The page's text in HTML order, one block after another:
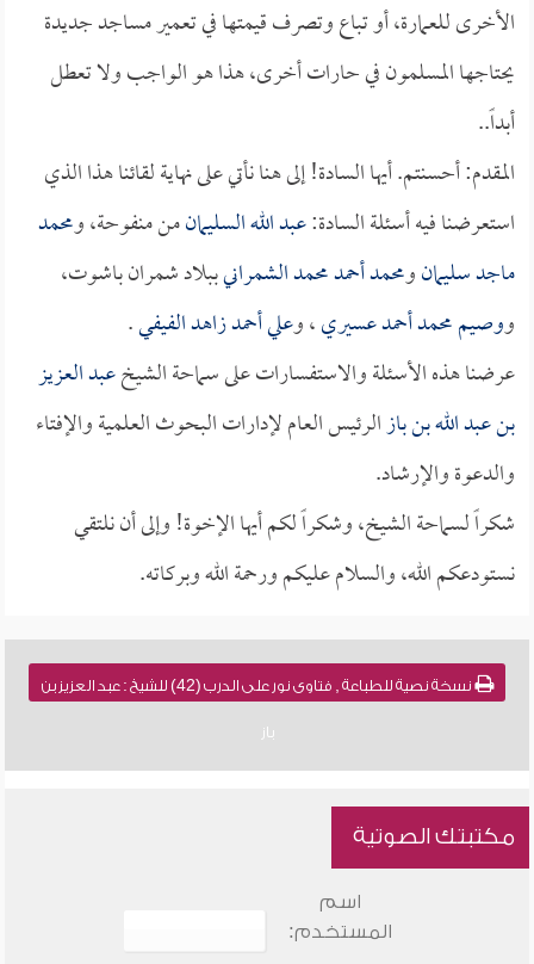
الأخرى للعمارة، أو تباع وتصرف قيمتها في تعمير مساجد جديدة
يحتاجها المسلمون في حارات أخرى، هذا هو الواجب ولا تعطل
أبداً..
المقدم: أحسنتم. أيها السادة! إلى هنا نأتي على نهاية لقائنا هذا الذي
استعرضنا فيه أسئلة السادة:عبد الله السليمانمن منفوحة، ومحمد
ماجد سليمانومحمد أحمد محمد الشمرانيببلاد شمران باشوت،
ووصيم محمد أحمد عسيري، وعلي أحمد زاهد الفيفي.
عرضنا هذه الأسئلة والاستفسارات على سماحة الشيخعبد العزيز
بن عبد الله بن بازالرئيس العام لإدارات البحوث العلمية والإفتاء
والدعوة والإرشاد.
شكراً لسماحة الشيخ، وشكراً لكم أيها الإخوة! وإلى أن نلتقي
نستودعكم الله، والسلام عليكم ورحمة الله وبركاته.
نسخة نصية للطباعة , فتاوى نور على الدرب (42) للشيخ : عبد العزيز بن
باز
مكتبتك الصوتية
اسم
المستخدم: